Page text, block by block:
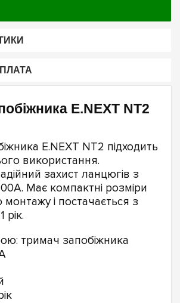
E.NEXT NT2
E.NEXT NT2 підходить
використання.
захист ланцюгів з
Має компактні розміри
і постачається з
рік.
тримач запобіжника